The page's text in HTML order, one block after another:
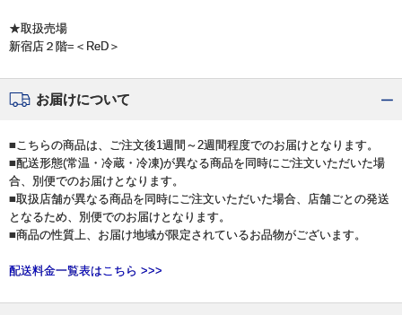
★取扱売場
新宿店２階=＜ReD＞
お届けについて
■こちらの商品は、ご注文後1週間～2週間程度でのお届けとなります。
■配送形態(常温・冷蔵・冷凍)が異なる商品を同時にご注文いただいた場
合、別便でのお届けとなります。
■取扱店舗が異なる商品を同時にご注文いただいた場合、店舗ごとの発送
となるため、別便でのお届けとなります。
■商品の性質上、お届け地域が限定されているお品物がございます。
配送料金一覧表はこちら >>>